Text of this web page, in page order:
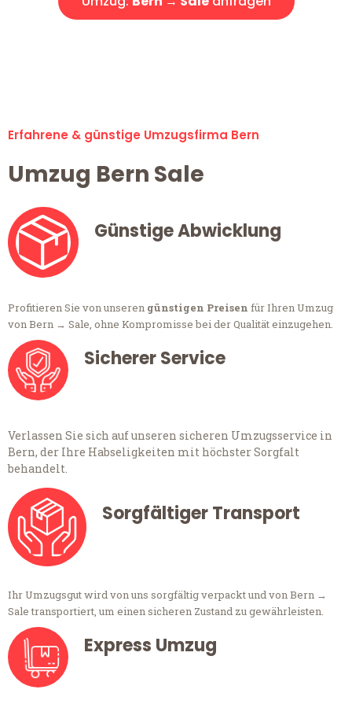
Erfahrene & günstige Umzugsfirma Bern
Umzug Bern Sale
Günstige Abwicklung
Profitieren Sie von unseren günstigen Preisen für Ihren Umzug
von Bern → Sale, ohne Kompromisse bei der Qualität einzugehen.
Sicherer Service
Verlassen Sie sich auf unseren sicheren Umzugsservice in
Bern, der Ihre Habseligkeiten mit höchster Sorgfalt
behandelt.
Sorgfältiger Transport
Ihr Umzugsgut wird von uns sorgfältig verpackt und von Bern →
Sale transportiert, um einen sicheren Zustand zu gewährleisten.
Express Umzug